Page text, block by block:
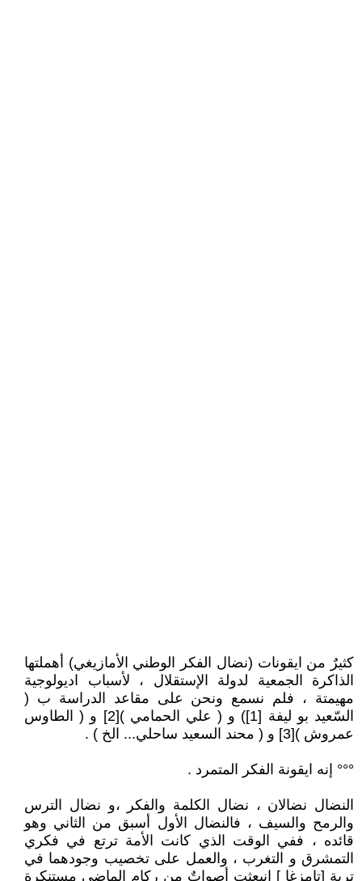
كثيرٌ من ايقونات (نضال الفكر الوطني الأمازيغي) أهملتها
الذاكرة الجمعية لدولة الإستقلال ، لأسباب اديولوجية
مهيمتة ، فلم نسمع ونحن على مقاعد الدراسة ب (
السّعيد بو ليفة [1]) و ( علي الحمامي )[2] و ( الطاوس
عمروش )[3] و ( محند السعيد ساحلي... الخ ) .
°°° إنه ايقونة الفكر المتمرد .
النضال نضالان ، نضال الكلمة والفكر ،و نضال الترس
والرمح والسيف ، فالنضال الأول أسبق من الثاني وهو
قائده ، ففي الوقت الذي كانت الأمة ترتع في فكري
التمشرق و التغرب ، والعمل على تخصيب وجودهما في
تربة [تامزغا ] انبعثت أصواتٌ من ركام الماضي مستنكرة